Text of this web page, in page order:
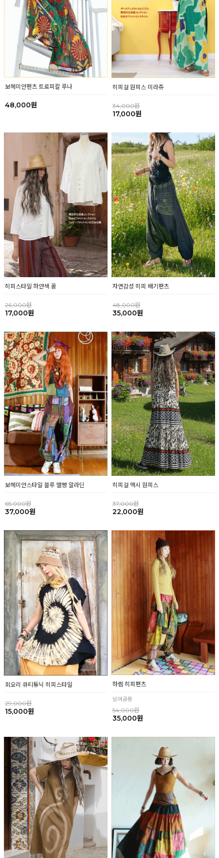
보헤미안팬츠 트로피칼 루나
48,000원
히피걸 원피스 미라쥬
34,000원
17,000원
히피스타일 하얀색 꿈
26,000원
17,000원
자연감성 히피 배기팬츠
48,000원
35,000원
보헤미안스타일 블루 맬빵 알라딘
65,000원
37,000원
히피걸 맥시 원피스
37,000원
22,000원
회오리 큐티튜닉 히피스타일
29,000원
15,000원
하렘 히피팬츠
남여공용
54,000원
35,000원